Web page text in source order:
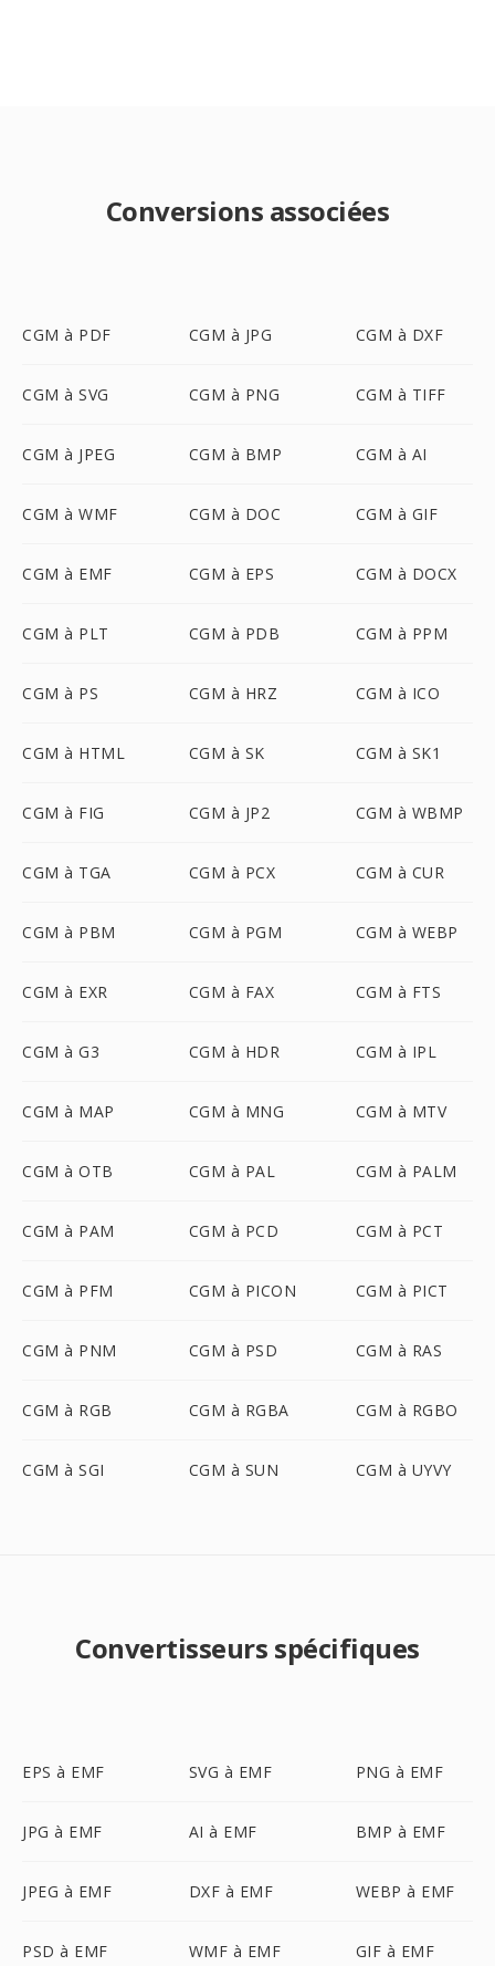
Conversions associées
CGM à PDF CGM à JPG CGM à DXF
CGM à SVG CGM à PNG CGM à TIFF
CGM à JPEG CGM à BMP CGM à AI
CGM à WMF CGM à DOC CGM à GIF
CGM à EMF CGM à EPS CGM à DOCX
CGM à PLT CGM à PDB CGM à PPM
CGM à PS CGM à HRZ CGM à ICO
CGM à HTML CGM à SK CGM à SK1
CGM à FIG CGM à JP2 CGM à WBMP
CGM à TGA CGM à PCX CGM à CUR
CGM à PBM CGM à PGM CGM à WEBP
CGM à EXR CGM à FAX CGM à FTS
CGM à G3 CGM à HDR CGM à IPL
CGM à MAP CGM à MNG CGM à MTV
CGM à OTB CGM à PAL CGM à PALM
CGM à PAM CGM à PCD CGM à PCT
CGM à PFM CGM à PICON CGM à PICT
CGM à PNM CGM à PSD CGM à RAS
CGM à RGB CGM à RGBA CGM à RGBO
CGM à SGI CGM à SUN CGM à UYVY
Convertisseurs spécifiques
EPS à EMF SVG à EMF PNG à EMF
JPG à EMF AI à EMF BMP à EMF
JPEG à EMF DXF à EMF WEBP à EMF
PSD à EMF WMF à EMF GIF à EMF